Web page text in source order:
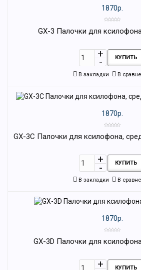
1870р.
GX-3 Палочки для
КУПИТЬ
В закладки В
1870р.
GX-3C Палочки для ксилофона,
КУПИТЬ
В закладки В
1870р.
GX-3D Палочки для
КУПИТЬ